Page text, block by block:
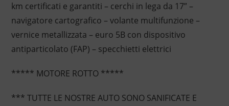
km certificati e garantiti – cerchi in lega da 17” –
navigatore cartografico – volante multifunzione –
vernice metallizzata – euro 5B con dispositivo
antiparticolato (FAP) – specchietti elettrici
***** MOTORE ROTTO *****
*** TUTTE LE NOSTRE AUTO SONO SANIFICATE E